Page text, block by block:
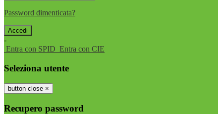
Password dimenticata?
-
Entra con SPID Entra con CIE
Seleziona utente
button close ×
Recupero password